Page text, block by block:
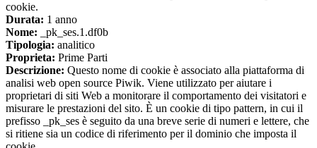
cookie.
Durata: 1 anno
Nome: _pk_ses.1.df0b
Tipologia: analitico
Proprieta: Prime Parti
Descrizione: Questo nome di cookie è associato alla piattaforma di
analisi web open source Piwik. Viene utilizzato per aiutare i
proprietari di siti Web a monitorare il comportamento dei visitatori e
misurare le prestazioni del sito. È un cookie di tipo pattern, in cui il
prefisso _pk_ses è seguito da una breve serie di numeri e lettere, che
si ritiene sia un codice di riferimento per il dominio che imposta il